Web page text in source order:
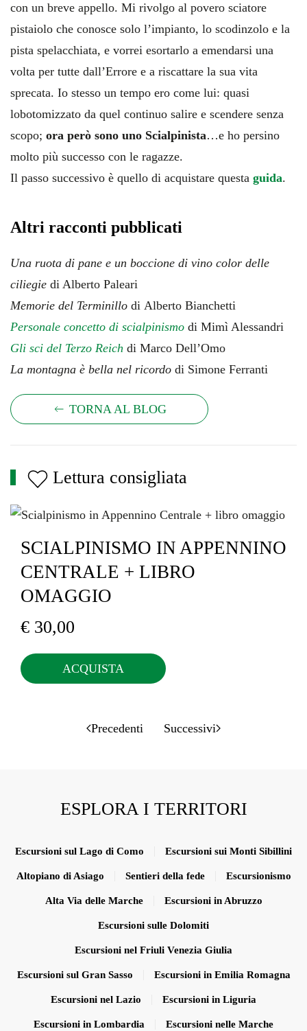
con un breve appello. Mi rivolgo al povero sciatore
pistaiolo che conosce solo l’impianto, lo scodinzolo e la
pista spelacchiata, e vorrei esortarlo a emendarsi una
volta per tutte dall’Errore e a riscattare la sua vita
sprecata. Io stesso un tempo ero come lui: quasi
lobotomizzato da quel continuo salire e scendere senza
scopo; ora però sono uno Scialpinista…e ho persino
molto più successo con le ragazze.
Il passo successivo è quello di acquistare questa guida.
Altri racconti pubblicati
Una ruota di pane e un boccione di vino color delle
ciliegie di Alberto Paleari
Memorie del Terminillo di Alberto Bianchetti
Personale concetto di scialpinismo di Mimì Alessandri
Gli sci del Terzo Reich di Marco Dell’Omo
La montagna è bella nel ricordo di Simone Ferranti
TORNA AL BLOG
Lettura consigliata
SCIALPINISMO IN APPENNINO
CENTRALE + LIBRO
OMAGGIO
€ 30,00
ACQUISTA
Precedenti Successivi
ESPLORA I TERRITORI
Escursioni sul Lago di Como Escursioni sui Monti Sibillini
Altopiano di Asiago Sentieri della fede Escursionismo
Alta Via delle Marche Escursioni in Abruzzo
Escursioni sulle Dolomiti
Escursioni nel Friuli Venezia Giulia
Escursioni sul Gran Sasso Escursioni in Emilia Romagna
Escursioni nel Lazio Escursioni in Liguria
Escursioni in Lombardia Escursioni nelle Marche